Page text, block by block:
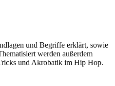
und Begriffe erklärt, sowie
werden außerdem
und Akrobatik im Hip Hop.